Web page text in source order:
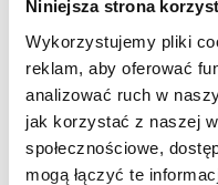
Niniejsza strona
Wykorzystujemy pliki
reklam, aby oferować
analizować ruch w
jak korzystać z naszej
społecznościowe,
mogą łączyć te
Zapytaj o
Imię i nazwisko: *
Adres e-mail: *